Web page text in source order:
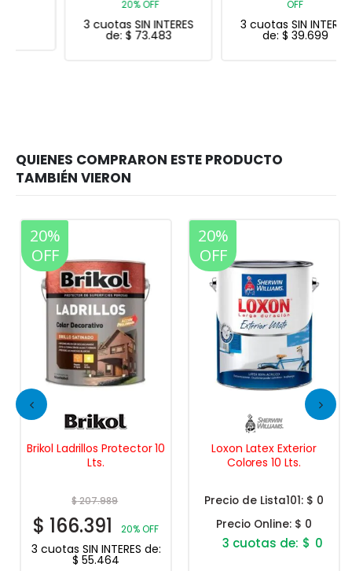
3 cuotas SIN INTERES
73.483
3 cuotas SIN INTERES
39.699
20%
OFF
Brikol Ladrillos Protector 10
Lts.
$207.989
$ 166.391 20% OFF
3 cuotas SIN INTERES de:
$ 55.464
20%
OFF
Loxon Latex Exterior
Colores 10 Lts.
Precio de Lista101: $ 0
Precio Online: $ 0
$ 0